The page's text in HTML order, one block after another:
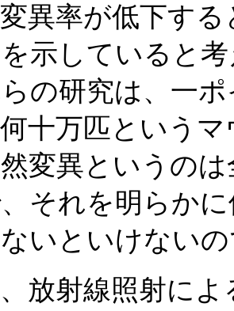
異率が低下す
示していると
の研究は、一
十万匹という
変異というの
それを明らか
いといけない
放射線照射に